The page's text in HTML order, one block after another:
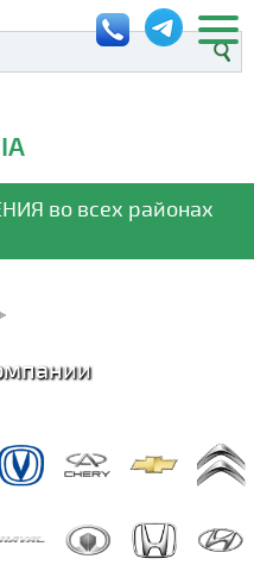
во всех районах